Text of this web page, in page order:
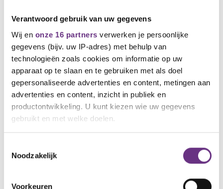
Verantwoord gebruik van uw gegevens
Wij en onze 16 partners verwerken je persoonlijke
gegevens (bijv. uw IP-adres) met behulp van
technologieën zoals cookies om informatie op uw
apparaat op te slaan en te gebruiken met als doel
gepersonaliseerde advertenties en content, metingen aan
advertenties en content, inzicht in publiek en
productontwikkeling. U kunt kiezen wie uw gegevens
gebruikt en met welke doelen.
Informatie verzamelen over uw geografische
Uw apparaat identificeren door het actief te
Noodzakelijk
Voorkeuren
1 oktober 2026
Aan de slag met het nieuwe curriculum